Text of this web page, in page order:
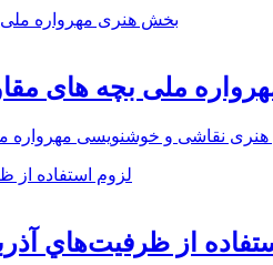
ملی بچه های
از ظرفيت‌هاي